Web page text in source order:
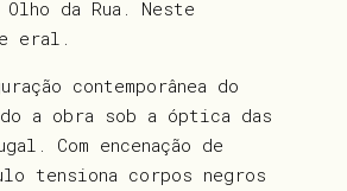
da Rua. Neste
eral.
contemporânea do
a obra sob a óptica das
Com encenação de
tensiona corpos negros